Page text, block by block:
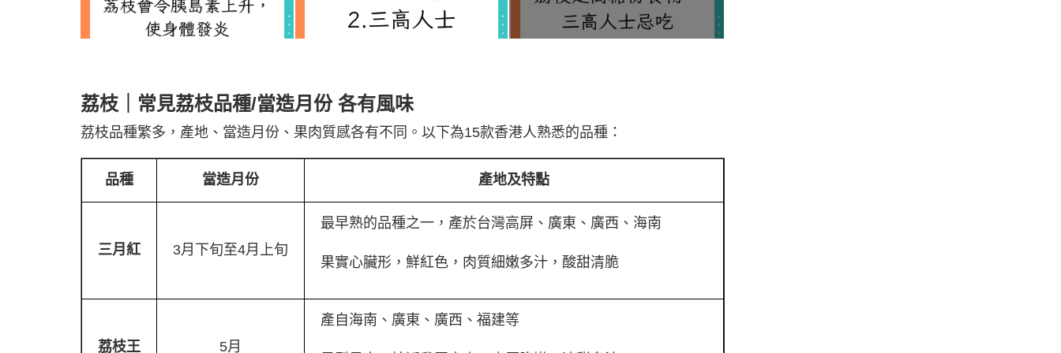
荔枝｜ 常見荔枝品種/當造月份各有風味
荔枝品種繁多，產地、當造月份、果肉質感各有不同。以下為15款香港人熟悉的品種：
品種 當造月份 產地及特點
三月紅 3月下旬至4月上旬
最早熟的品種之一，產於台灣高屏、廣東、廣西、海南
果實心臟形，鮮紅色，肉質細嫩多汁，酸甜清脆
荔枝王 5月
產自海南、廣東、廣西、福建等